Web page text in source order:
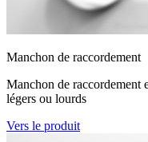
Manchon de raccordement
Manchon de raccordement
légers ou lourds
Vers le produit